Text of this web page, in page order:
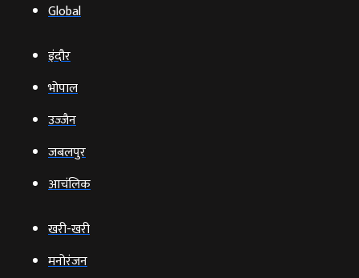
Global
इंदौर
भोपाल
उज्‍जैन
जबलपुर
आचंलिक
खरी-खरी
मनोरंजन